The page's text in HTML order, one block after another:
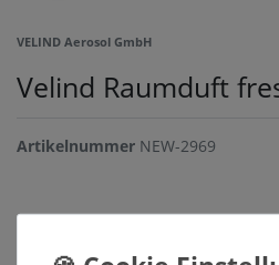
VELIND Aerosol GmbH
Velind Raumduft
Artikelnummer NEW-2969